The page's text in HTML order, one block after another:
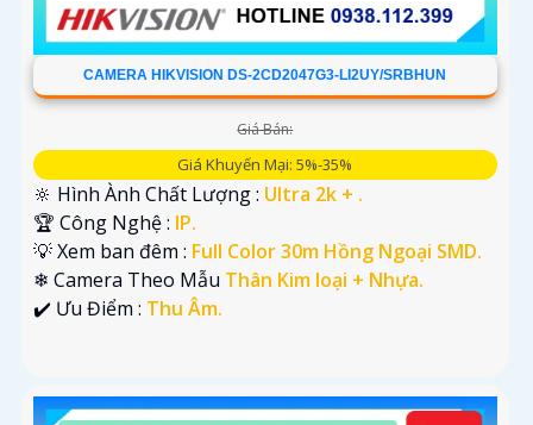
CAMERA HIKVISION DS-2CD2047G3-LI2UY/SRBHUN
Giá Bán:
Giá Khuyến Mại: 5%-35%
🔆 Hình Ành Chất Lượng : Ultra 2k + .
🏆 Công Nghệ : IP.
💡 Xem ban đêm : Full Color 30m Hồng Ngoại SMD.
❄ Camera Theo Mẫu Thân Kim loại + Nhựa.
️✔️ Ưu Điểm : Thu Âm.